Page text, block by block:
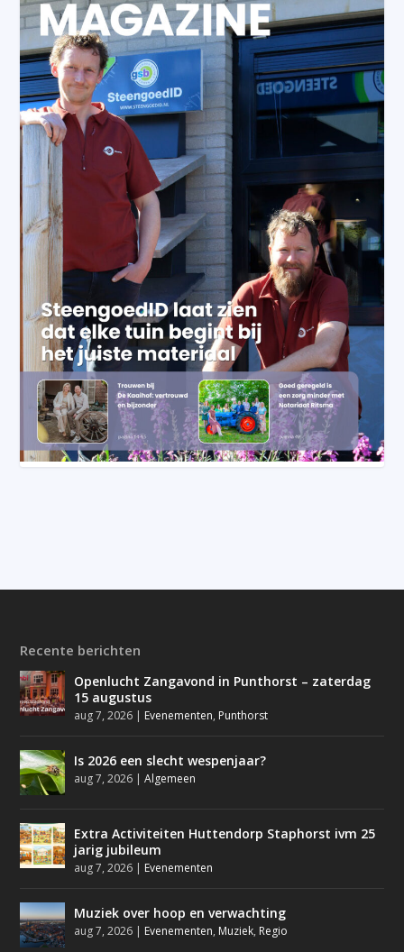
Recente berichten
Openlucht Zangavond in Punthorst – zaterdag
15 augustus
aug 7, 2026 | Evenementen, Punthorst
Is 2026 een slecht wespenjaar?
aug 7, 2026 |Algemeen
Extra Activiteiten Huttendorp Staphorst ivm 25
jarig jubileum
aug 7, 2026 | Evenementen
Muziek over hoop en verwachting
aug 7, 2026 | Evenementen, Muziek, Regio